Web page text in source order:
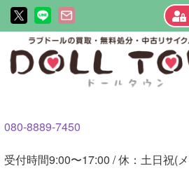
ビ
ゲ
ョ
へ
ン
テ
へ
キ
080-8889-7450
受付時間9:00〜17:00 / 休：土日祝(